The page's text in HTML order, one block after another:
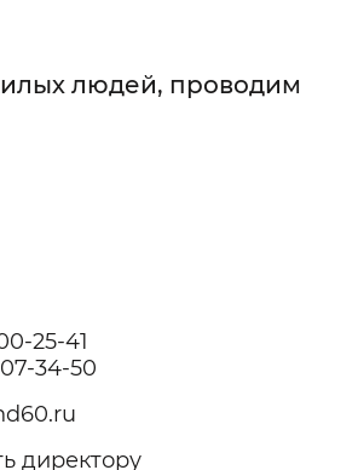
людей, проводим
25-41
34-50
директору